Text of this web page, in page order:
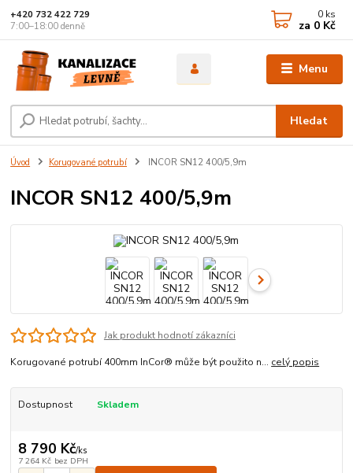
Menu
Hledat
+420 732 422 729
7:00–18:00 denně
0 ks
za 0 Kč
Úvod Korugované potrubí INCOR SN12 400/5,9m
INCOR SN12 400/5,9m
Jak produkt hodnotí zákazníci
Korugované potrubí 400mm InCor® může být použito n... celý popis
Dostupnost Skladem
8 790 Kč/ks
7 264 Kč bez DPH